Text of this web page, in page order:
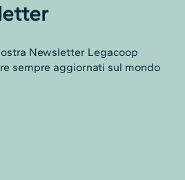
Newsletter Legacoop
sempre aggiornati sul mondo